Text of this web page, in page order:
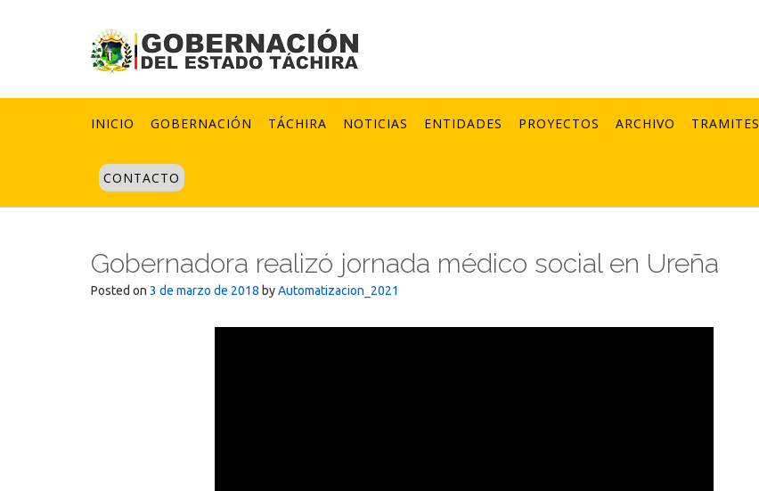
INICIO GOBERNACIÓN TÁCHIRA NOTICIAS ENTIDADES PROYECTOS ARCHIVO TRAMITES
CONTACTO
Gobernadora realizó jornada médico social en Ureña
Posted on 3 de marzo de 2018 byAutomatizacion_2021